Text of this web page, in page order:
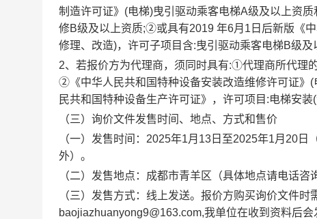
制造许可证》(电梯)曳引驱动乘客电梯A级及以上资
修B级及以上资质;②或具有2019 年6月1日后新版《
修理、改造)，许可子项目含:曳引驱动乘客电梯B级及
2、若报价方为代理商，须同时具有:①代理商所代理
②《中华人民共和国特种设备安装改造维修许可证》
民共和国特种设备生产许可证》，许可项目:电梯安
（三） 询价文件发售时间、地点、方式和售价
（一） 发售时间： 2025年1月 13 日至2025年1月 20 日
外）。
（二） 发售地点：成都市青羊区（具体地点请电话咨
（三） 发售方式： 线上发送。报价方购买询价文件时
baojiazhuanyong9@163.com,我单位在收到资料后会